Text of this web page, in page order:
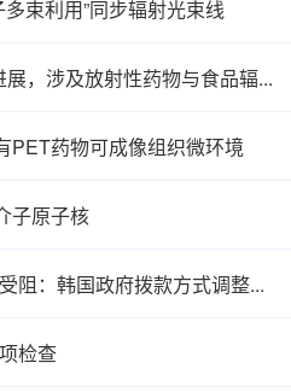
束利用”同步辐射光束线
印尼BRIN展示核技术研究进展，涉及放射性药物与食品辐照应用
PET药物可成像组织微环境
子原子核
韩国蔚山质子治疗中心建设受阻：韩国政府拨款方式调整影响项目推进
检查